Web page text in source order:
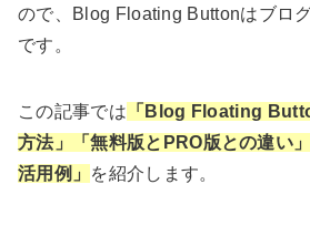
ので、Blog Floating Buttonはブロ
です。
この記事では 「 Blog Floating
方法」「無料版とPRO版との違い
活用例」
を紹介します。